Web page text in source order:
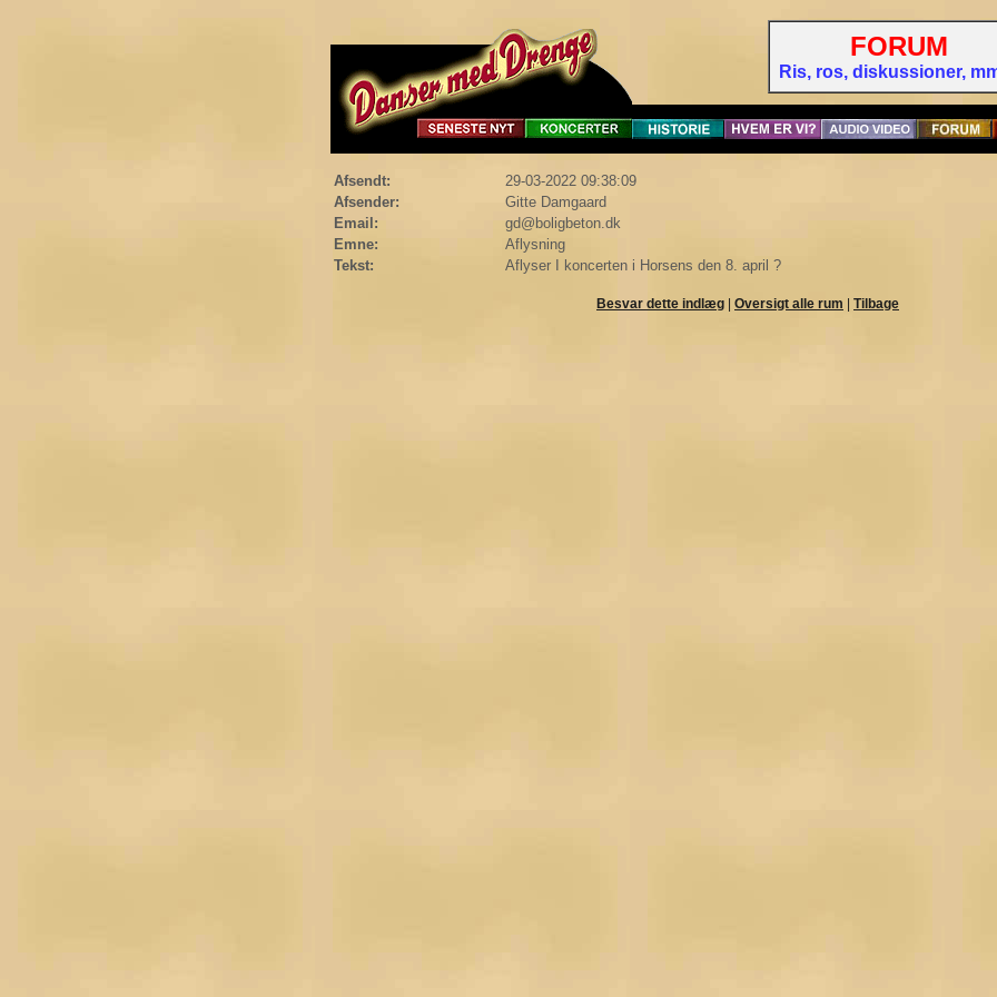
FORUM
Ris, ros, diskussioner,
Afsendt:
29-03-2022 09:38:09
Afsender:
Gitte Damgaard
Email:
gd@boligbeton.dk
Emne:
Aflysning
Tekst:
Aflyser I koncerten i Horsens den 8. april ?
Besvar dette indlæg Oversigt alle rum Tilbage